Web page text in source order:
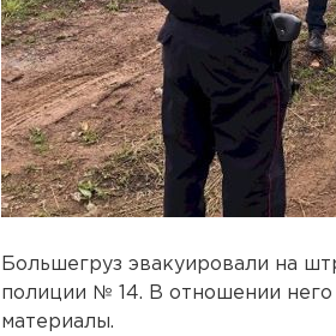
Большегруз эвакуировали на
полиции № 14. В отношении
материалы.